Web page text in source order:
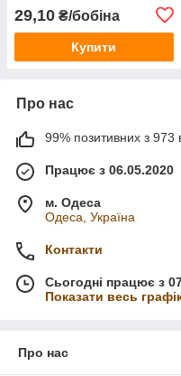
29,10 ₴/бобіна
Купити
Про нас
99% позитивних з 973
Працює з 06.05.2020
м. Одеса
Одеса, Україна
Контакти
Сьогодні працює з
Показати весь
Про нас